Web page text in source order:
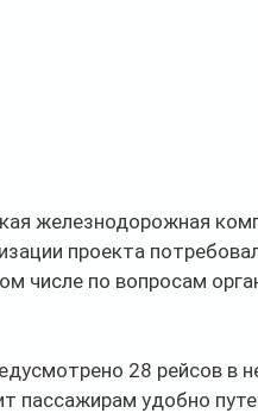
железнодорожная
проекта
числе по вопросам
28 рейсов в
пассажирам удобно